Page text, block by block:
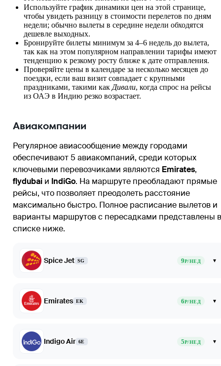
Используйте график динамики цен на этой странице,
чтобы увидеть разницу в стоимости перелетов по дням
недели; обычно вылеты в середине недели обходятся
дешевле выходных.
Бронируйте билеты минимум за 4–6 недель до вылета,
так как на этом популярном направлении тарифы имеют
тенденцию к резкому росту ближе к дате отправления.
Проверяйте цены в календаре за несколько месяцев до
поездки, если ваш визит совпадает с крупными
праздниками, такими как Дивали, когда спрос на рейсы
из ОАЭ в Индию резко возрастает.
Авиакомпании
Регулярное авиасообщение между городами
обеспечивают 5 авиакомпаний, среди которых
ключевыми перевозчиками являются Emirates,
flydubai и IndiGo. На маршруте преобладают прямые
рейсы, что позволяет преодолеть расстояние
максимально быстро. Полное расписание вылетов и
варианты маршрутов с пересадками представлены в
списке ниже.
Spice Jet SG 9Р/НЕД ▾
Emirates EK 6Р/НЕД ▾
Indigo Air 6E 5Р/НЕД ▾